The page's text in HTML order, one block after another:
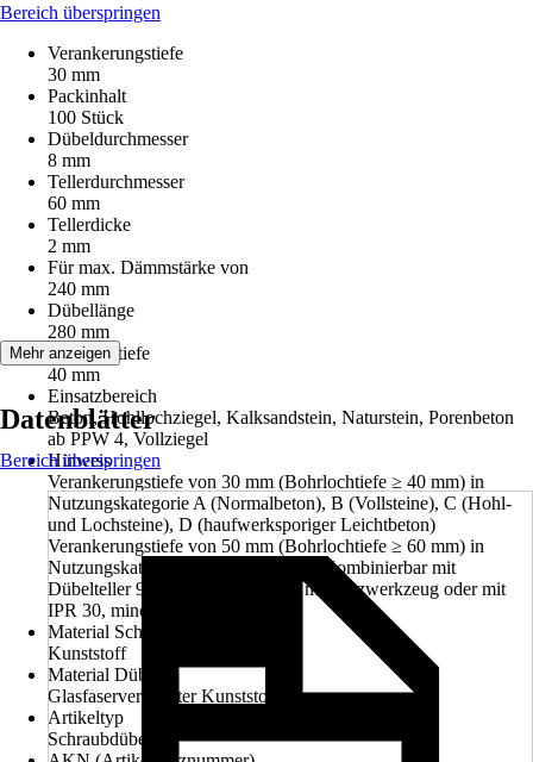
Bereich überspringen
Verankerungstiefe
30 mm
Packinhalt
100 Stück
Dübeldurchmesser
8 mm
Tellerdurchmesser
60 mm
Tellerdicke
2 mm
Für max. Dämmstärke von
240 mm
Dübellänge
280 mm
Bohrlochtiefe
40 mm
Einsatzbereich
Beton, Hohllochziegel, Kalksandstein, Naturstein, Porenbeton
ab PPW 4, Vollziegel
Hinweis
Verankerungstiefe von 30 mm (Bohrlochtiefe ≥ 40 mm) in
Nutzungskategorie A (Normalbeton), B (Vollsteine), C (Hohl-
und Lochsteine), D (haufwerksporiger Leichtbeton)
Verankerungstiefe von 50 mm (Bohrlochtiefe ≥ 60 mm) in
Nutzungskategorie, E (Porenbeton), Kombinierbar mit
Dübelteller 90 mm. Einschrauben mit Setzwerkzeug oder mit
IPR 30, mind. 80 mm Länge
Material Schraube
Kunststoff
Material Dübel
Glasfaserverstärkter Kunststoff
Artikeltyp
Schraubdübel
Mehr anzeigen
Datenblätter
Bereich überspringen